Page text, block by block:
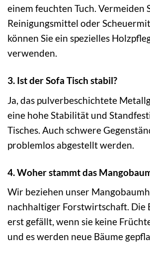
einem feuchten Tuch. Vermeiden
Reinigungsmittel oder
können Sie ein spezielles
verwenden.
3. Ist der Sofa Tisch stabil?
Ja, das pulverbeschichtete
eine hohe Stabilität und
Tisches. Auch schwere
problemlos abgestellt werden.
4. Woher stammt das
Wir beziehen unser
nachhaltiger Forstwirtschaft. Die
erst gefällt, wenn sie keine
und es werden neue Bäume